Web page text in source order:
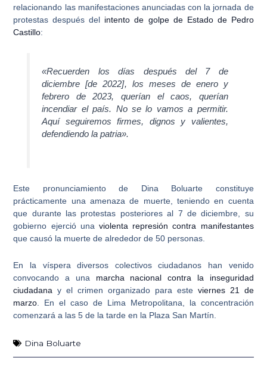
relacionando las manifestaciones anunciadas con la jornada de
protestas después del intento de golpe de Estado de Pedro
Castillo:
«Recuerden los días después del 7 de
diciembre [de 2022], los meses de enero y
febrero de 2023, querían el caos, querían
incendiar el país. No se lo vamos a permitir.
Aquí seguiremos firmes, dignos y valientes,
defendiendo la patria».
Este pronunciamiento de Dina Boluarte constituye
prácticamente una amenaza de muerte, teniendo en cuenta
que durante las protestas posteriores al 7 de diciembre, su
gobierno ejerció una violenta represión contra manifestantes
que causó la muerte de alrededor de 50 personas.
En la víspera diversos colectivos ciudadanos han venido
convocando a una marcha nacional contra la inseguridad
ciudadana y el crimen organizado para este viernes 21 de
marzo . En el caso de Lima Metropolitana , la concentración
comenzará a las 5 de la tarde en la Plaza San Martín
Dina Boluarte
Ant